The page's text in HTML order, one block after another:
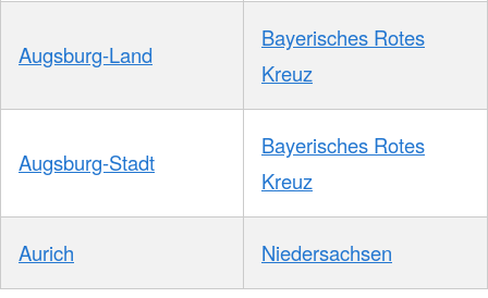
Augsburg-Land
Bayerisches Rotes
Kreuz
Augsburg-Stadt
Bayerisches Rotes
Kreuz
Aurich Niedersachsen